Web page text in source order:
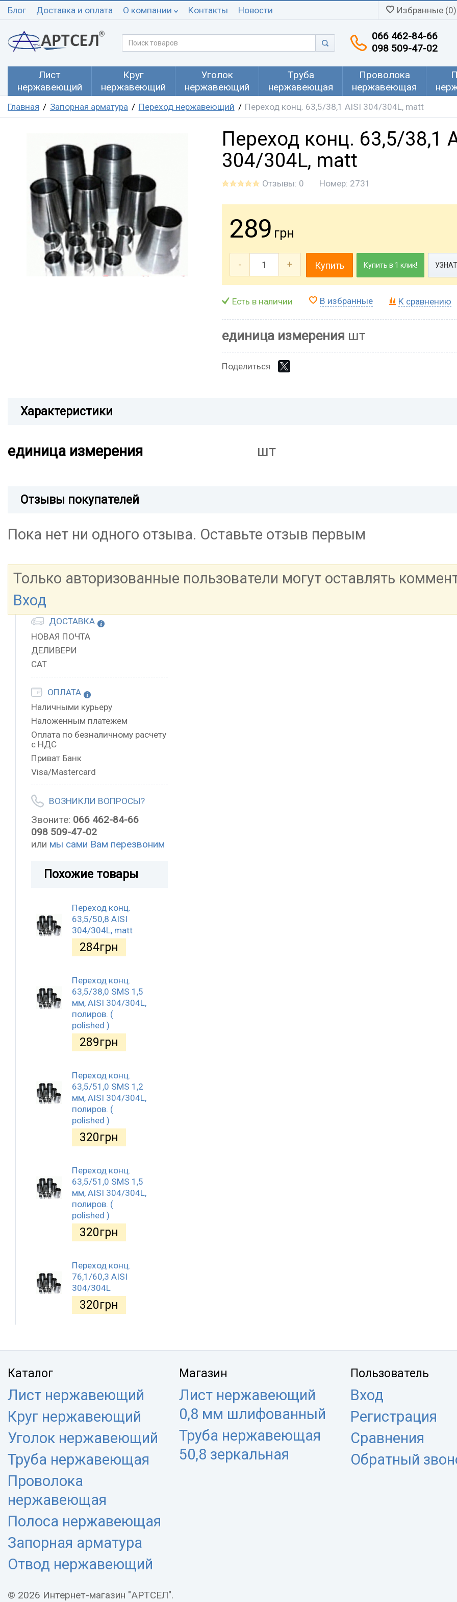
Блог Доставка и оплата О компании Контакты Новости Избранные (0)
066 462-84-66
098 509-47-02
Лист
нержавеющий
Круг
нержавеющий
Уголок
нержавеющий
Труба
нержавеющая
Проволока
нержавеющая
Главная Запорная арматура Переход нержавеющий Переход конц. 63,5/38,1 AISI 304/304L, matt
Переход конц. 63,5/38,1
304/304L, matt
Отзывы: 0 Номер: 2731
289 грн
- + Купить Купить в 1 клик!
Есть в наличии В избранные К сравнению
единица измерения шт
Поделиться
Характеристики
единица измерения шт
Отзывы покупателей
Пока нет ни одного отзыва. Оставьте отзыв первым
Только авторизованные пользователи могут оставлять
Вход
ДОСТАВКА
НОВАЯ ПОЧТА
ДЕЛИВЕРИ
САТ
ОПЛАТА
Наличными курьеру
Наложенным платежем
Оплата по безналичному расчету
с НДС
Приват Банк
Visa/Mastercard
ВОЗНИКЛИ ВОПРОСЫ?
Звоните: 066 462-84-66
098 509-47-02
или мы сами Вам перезвоним
Похожие товары
Переход конц.
63,5/50,8 AISI
304/304L, matt
284грн
Переход конц.
63,5/38,0 SMS 1,5
мм, AISI 304/304L,
полиров. (
polished )
289грн
Переход конц.
63,5/51,0 SMS 1,2
мм, AISI 304/304L,
полиров. (
polished )
320грн
Переход конц.
63,5/51,0 SMS 1,5
мм, AISI 304/304L,
полиров. (
polished )
320грн
Переход конц.
76,1/60,3 AISI
304/304L
320грн
Каталог
Лист нержавеющий
Круг нержавеющий
Уголок нержавеющий
Труба нержавеющая
Проволока
нержавеющая
Полоса нержавеющая
Запорная арматура
Отвод нержавеющий
Магазин
Лист нержавеющий
0,8 мм шлифованный
Труба нержавеющая
50,8 зеркальная
Пользователь
Вход
Регистрация
Сравнения
Обратный
© 2026 Интернет-магазин "АРТСЕЛ".